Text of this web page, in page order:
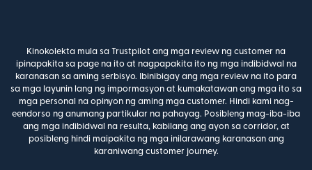
Kinokolekta mula sa Trustpilot ang mga review ng customer na
ipinapakita sa page na ito at nagpapakita ito ng mga indibidwal na
karanasan sa aming serbisyo. Ibinibigay ang mga review na ito para
sa mga layunin lang ng impormasyon at kumakatawan ang mga ito sa
mga personal na opinyon ng aming mga customer. Hindi kami nag-
eendorso ng anumang partikular na pahayag. Posibleng mag-iba-iba
ang mga indibidwal na resulta, kabilang ang ayon sa corridor, at
posibleng hindi maipakita ng mga inilarawang karanasan ang
karaniwang customer journey.